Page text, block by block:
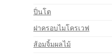
ปิ่นโต
ฝาครอบไมโครเวฟ
ส้อมจิ้มผลไม้